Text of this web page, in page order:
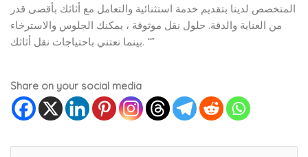
المتخصص لدينا بتقديم خدمة استثنائية والتعامل مع أثاثك بأقصى قدر
من العناية والدقة. حلول نقل موثوقة ، يمكنك الجلوس والاسترخاء
بينما نعتني باحتياجات نقل أثاثك. “”
Share on your social media